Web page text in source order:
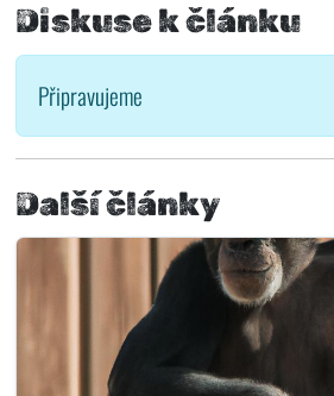
Diskuse k článku
Připravujeme
Další články